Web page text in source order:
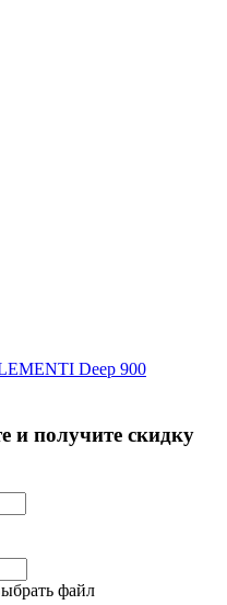
Deep 900
и получите скидку
файл